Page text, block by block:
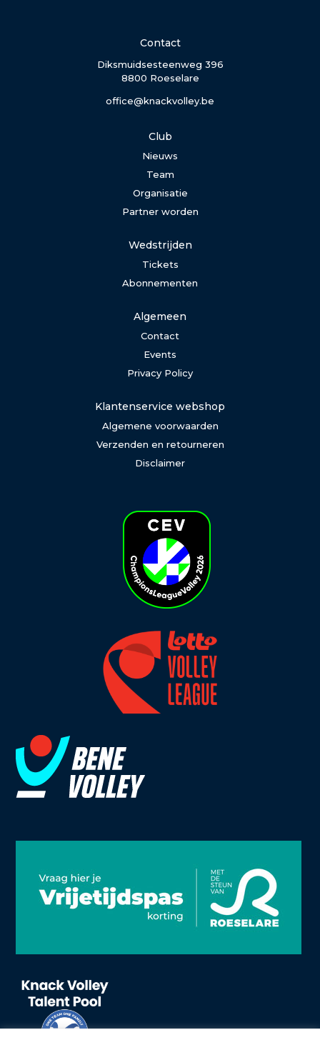
Contact
Diksmuidsesteenweg 396
8800 Roeselare
office@knackvolley.be
Club
Nieuws
Team
Organisatie
Partner worden
Wedstrijden
Tickets
Abonnementen
Algemeen
Contact
Events
Privacy Policy
Klantenservice webshop
Algemene voorwaarden
Verzenden en retourneren
Disclaimer